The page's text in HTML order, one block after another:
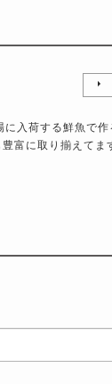
入荷する鮮魚で作
富に取り揃えてま